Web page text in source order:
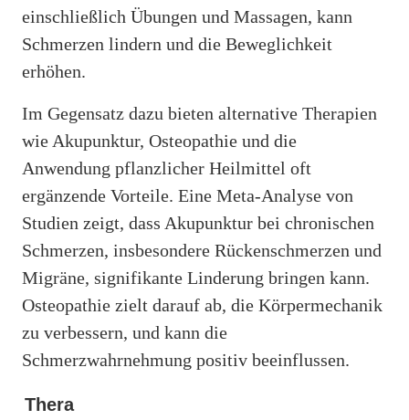
einschließlich Übungen und Massagen, kann
Schmerzen lindern und die Beweglichkeit
erhöhen.
Im Gegensatz dazu bieten alternative Therapien
wie Akupunktur, Osteopathie und die
Anwendung pflanzlicher Heilmittel oft
ergänzende Vorteile. Eine Meta-Analyse von
Studien zeigt, dass Akupunktur bei chronischen
Schmerzen, insbesondere Rückenschmerzen und
Migräne, signifikante Linderung bringen kann.
Osteopathie zielt darauf ab, die Körpermechanik
zu verbessern, und kann die
Schmerzwahrnehmung positiv beeinflussen.
Thera